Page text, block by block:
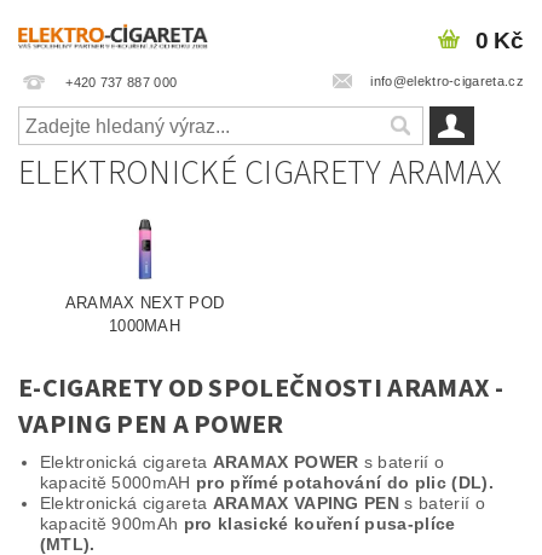
+420 737 887 000 info@elektro-cigareta.cz
0 Kč
ELEKTRONICKÉ CIGARETY ARAMAX
ARAMAX NEXT POD
1000MAH
E-CIGARETY OD SPOLEČNOSTI ARAMAX -
VAPING PEN A POWER
Elektronická cigareta ARAMAX POWER s baterií o
kapacitě 5000mAH pro přímé potahování do plic (DL).
Elektronická cigareta ARAMAX VAPING PEN s baterií o
kapacitě 900mAh pro klasické kouření pusa-plíce
(MTL).